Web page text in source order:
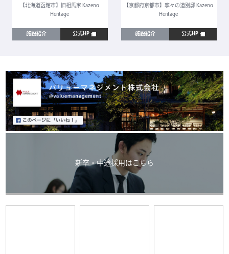
【北海道函館市】旧相馬家 Kazeno
Heritage
施設紹介 公式HP
【京都府京都市】寧々の道別邸 Kazeno
Heritage
施設紹介 公式HP
新卒・中途採用はこちら